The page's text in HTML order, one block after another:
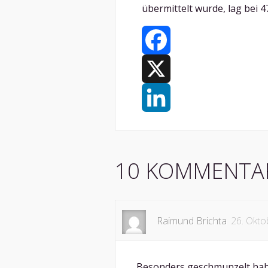
übermittelt wurde, lag bei
Facebook
10
Raimund Brichta 26.